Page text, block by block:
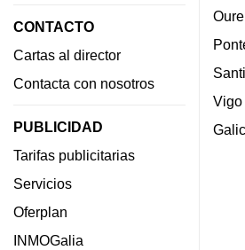
CONTACTO
Cartas al director
Contacta con nosotros
PUBLICIDAD
Tarifas publicitarias
Servicios
Oferplan
INMOGalia
Vigo